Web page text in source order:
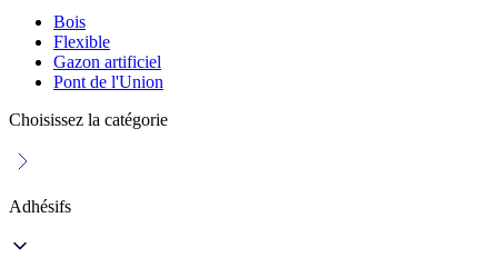
Bois
Flexible
Gazon artificiel
Pont de l'Union
Choisissez la catégorie
Adhésifs